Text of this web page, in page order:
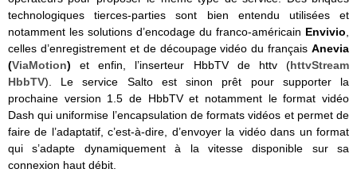
technologiques tierces-parties sont bien entendu utilisées et
notamment les solutions d’encodage du franco-américain Envivio
celles d’enregistrement et de découpage vidéo du français Anevia
(ViaMotion)et enfin, l’inserteur HbbTV de httv (httvS­tream
HbbTV). Le service Salto est sinon prêt pour supporter la
prochaine version 1.5 de HbbTV et notamment le format vidéo
Dash qui uniformise l’encapsulation de formats vidéos et permet de
faire de l’adaptatif, c’est-à-dire, d’envoyer la vidéo dans un format
qui s’adapte dynamiquement à la vitesse disponible sur sa
connexion haut débit.